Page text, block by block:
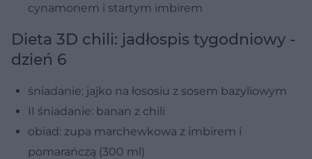
cynamonem i startym imbirem
Dieta 3D chili: jadłospis tygodniowy -
dzień 6
śniadanie: jajko na łososiu z sosem bazyliowym
II śniadanie: banan z chili
obiad: zupa marchewkowa z imbirem i
pomarańczą (300 ml)